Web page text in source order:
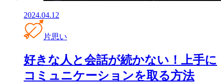
2024.04.12
片思い
好きな人と会話が続かない！上手に
コミュニケーションを取る方法